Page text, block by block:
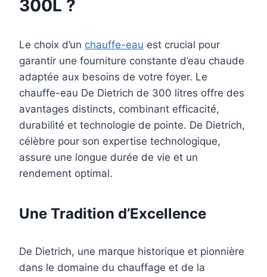
300L ?
Le choix d’un chauffe-eau est crucial pour
garantir une fourniture constante d’eau chaude
adaptée aux besoins de votre foyer. Le
chauffe-eau De Dietrich de 300 litres offre des
avantages distincts, combinant efficacité,
durabilité et technologie de pointe. De Dietrich,
célèbre pour son expertise technologique,
assure une longue durée de vie et un
rendement optimal.
Une Tradition d’Excellence
De Dietrich, une marque historique et pionnière
dans le domaine du chauffage et de la